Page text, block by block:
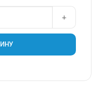
+